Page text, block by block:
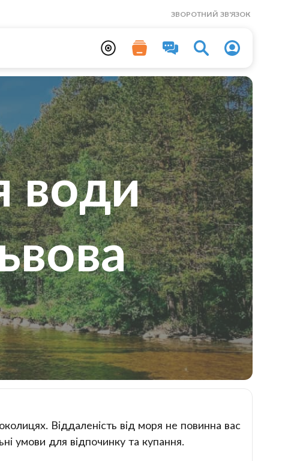
ЗВОРОТНИЙ ЗВ'ЯЗОК
води
Віддаленість від моря не повинна вас
умови для відпочинку та купання.